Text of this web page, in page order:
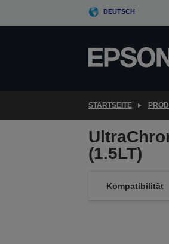
DEUTSCH
STARTSEITE
(1.5LT)
Kompatibilität